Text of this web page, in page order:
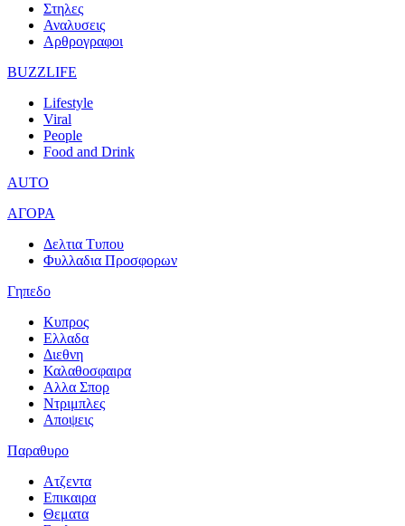
Στηλες
Αναλυσεις
Αρθρογραφοι
BUZZLIFE
Lifestyle
Viral
People
Food and Drink
AUTO
ΑΓΟΡΑ
Δελτια Τυπου
Φυλλαδια Προσφορων
Γηπεδο
Κυπρος
Ελλαδα
Διεθνη
Καλαθοσφαιρα
Αλλα Σπορ
Ντριμπλες
Αποψεις
Παραθυρο
Ατζεντα
Επικαιρα
Θεματα